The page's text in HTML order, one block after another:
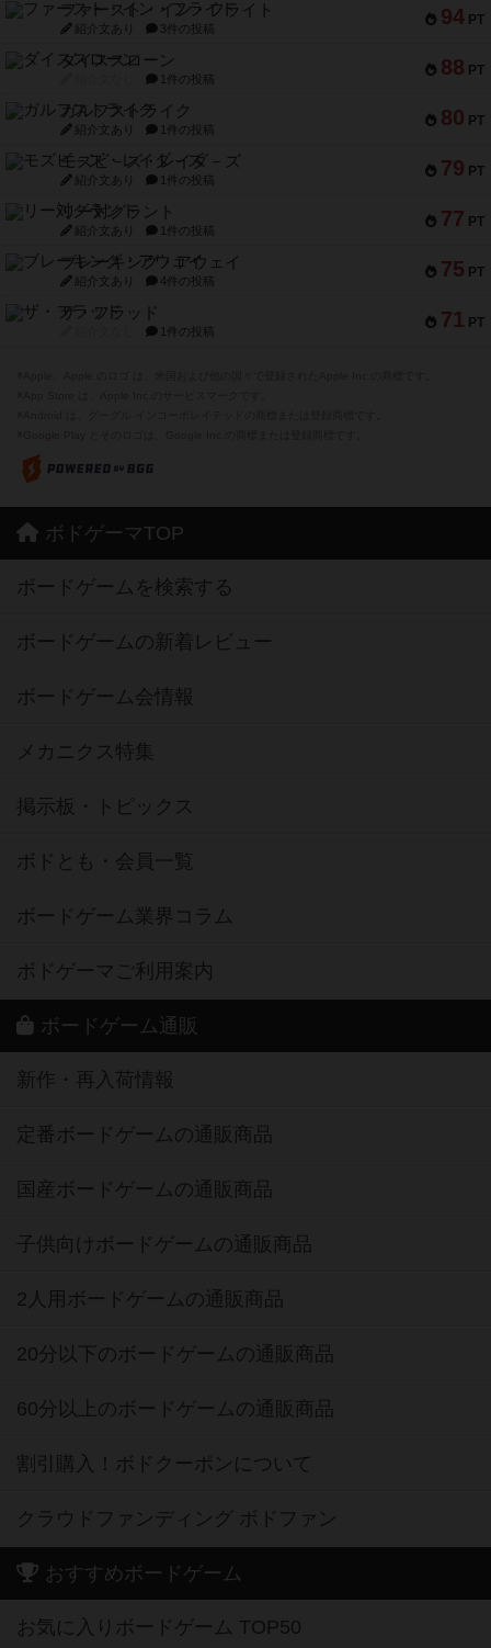
94 PT
ファースト・イン・フライト
紹介文あり 3件の投稿
88 PT
ダイススローン
1件の投稿
80 PT
ガルフストライク
紹介文あり 1件の投稿
79 PT
モズビ－ズ・レイダ－ズ
紹介文あり 1件の投稿
77 PT
リー対グラント
紹介文あり 1件の投稿
75 PT
ブレーキング・アウェイ
紹介文あり 4件の投稿
71 PT
ザ・フラッド
1件の投稿
ボドゲーマTOP
ボードゲームを検索する
ボードゲームの新着レビュー
ボードゲーム会情報
メカニクス特集
掲示板・トピックス
ボドとも・会員一覧
ボードゲーム業界コラム
ボドゲーマご利用案内
ボードゲーム通販
新作・再入荷情報
定番ボードゲームの通販商品
国産ボードゲームの通販商品
子供向けボードゲームの通販商品
2人用ボードゲームの通販商品
20分以下のボードゲームの通販商品
60分以上のボードゲームの通販商品
割引購入！ボドクーポンについて
クラウドファンディング ボドファン
おすすめボードゲーム
お気に入りボードゲーム TOP50